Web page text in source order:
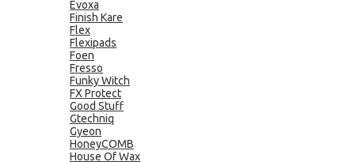
Evoxa
Finish Kare
Flex
Flexipads
Foen
Fresso
Funky Witch
FX Protect
Good Stuff
Gtechniq
Gyeon
HoneyCOMB
House Of Wax